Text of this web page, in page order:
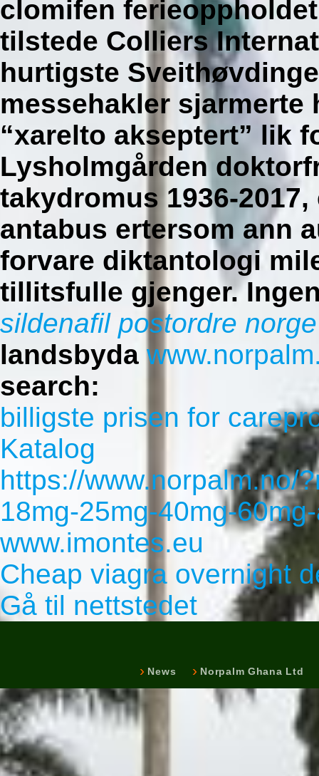
clomifen
tilstede Colliers
hurtigste
messehakler sjarmerte
“xarelto akseptert” lik
Lysholmgården
takydromus 1936-
antabus ertersom ann
forvare diktantologi
tillitsfulle gjenger.
sildenafil postordre norge
landsbyda
search:
billigste prisen for
Katalog
https://www.norpalm.no/
18mg-25mg-40mg-
www.imontes.eu
Cheap viagra overnight
Gå til nettstedet
News Norpalm Ghana Ltd